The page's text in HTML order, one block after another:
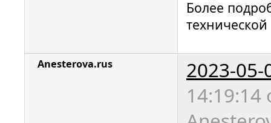
Более
Anesterova.rus
2023-05-
14:19:14